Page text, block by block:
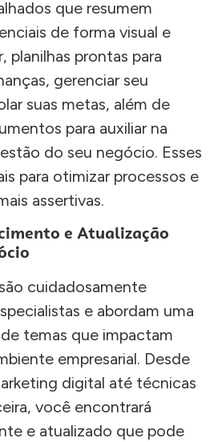
que resumem
de forma visual e
planilhas prontas para
gerenciar seu
suas metas, além de
para auxiliar na
do seu negócio. Esses
para otimizar processos e
assertivas.
e Atualização
cuidadosamente
e abordam uma
temas que impactam
empresarial. Desde
digital até técnicas
você encontrará
e atualizado que pode